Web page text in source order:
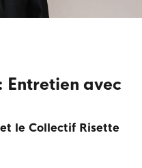
Entretien avec
le Collectif Risette